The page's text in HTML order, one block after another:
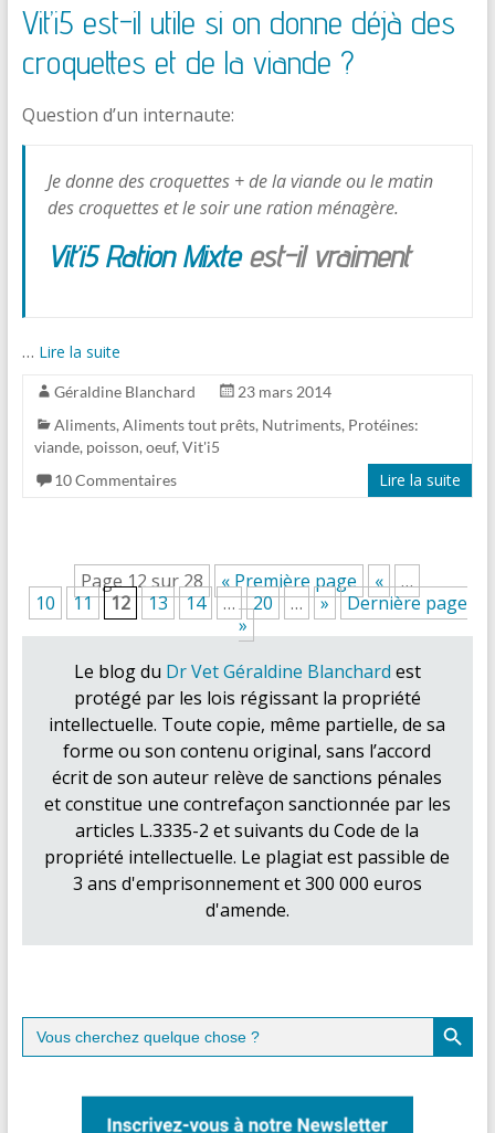
Vit’i5 est-il utile si on donne déjà des
croquettes et de la viande ?
Question d’un internaute:
Je donne des croquettes + de la viande ou le matin
des croquettes et le soir une ration ménagère.
Vit’i5 Ration Mixteest-il vraiment
… Lire la suite
Géraldine Blanchard
23 mars 2014
Aliments, Aliments tout prêts, Nutriments, Protéines:
viande, poisson, oeuf, Vit'i5
10 Commentaires
Lire la suite
Page 12 sur 28 « Première page «
…
10
11 12 13 14 … 20 … »
Dernière page
»
Le blog du Dr Vet Géraldine Blanchard est
protégé par les lois régissant la propriété
intellectuelle. Toute copie, même partielle, de sa
forme ou son contenu original, sans l’accord
écrit de son auteur relève de sanctions pénales
et constitue une contrefaçon sanctionnée par les
articles L.3335-2 et suivants du Code de la
propriété intellectuelle. Le plagiat est passible de
3 ans d'emprisonnement et 300 000 euros
d'amende.
Search
for:
Search Button